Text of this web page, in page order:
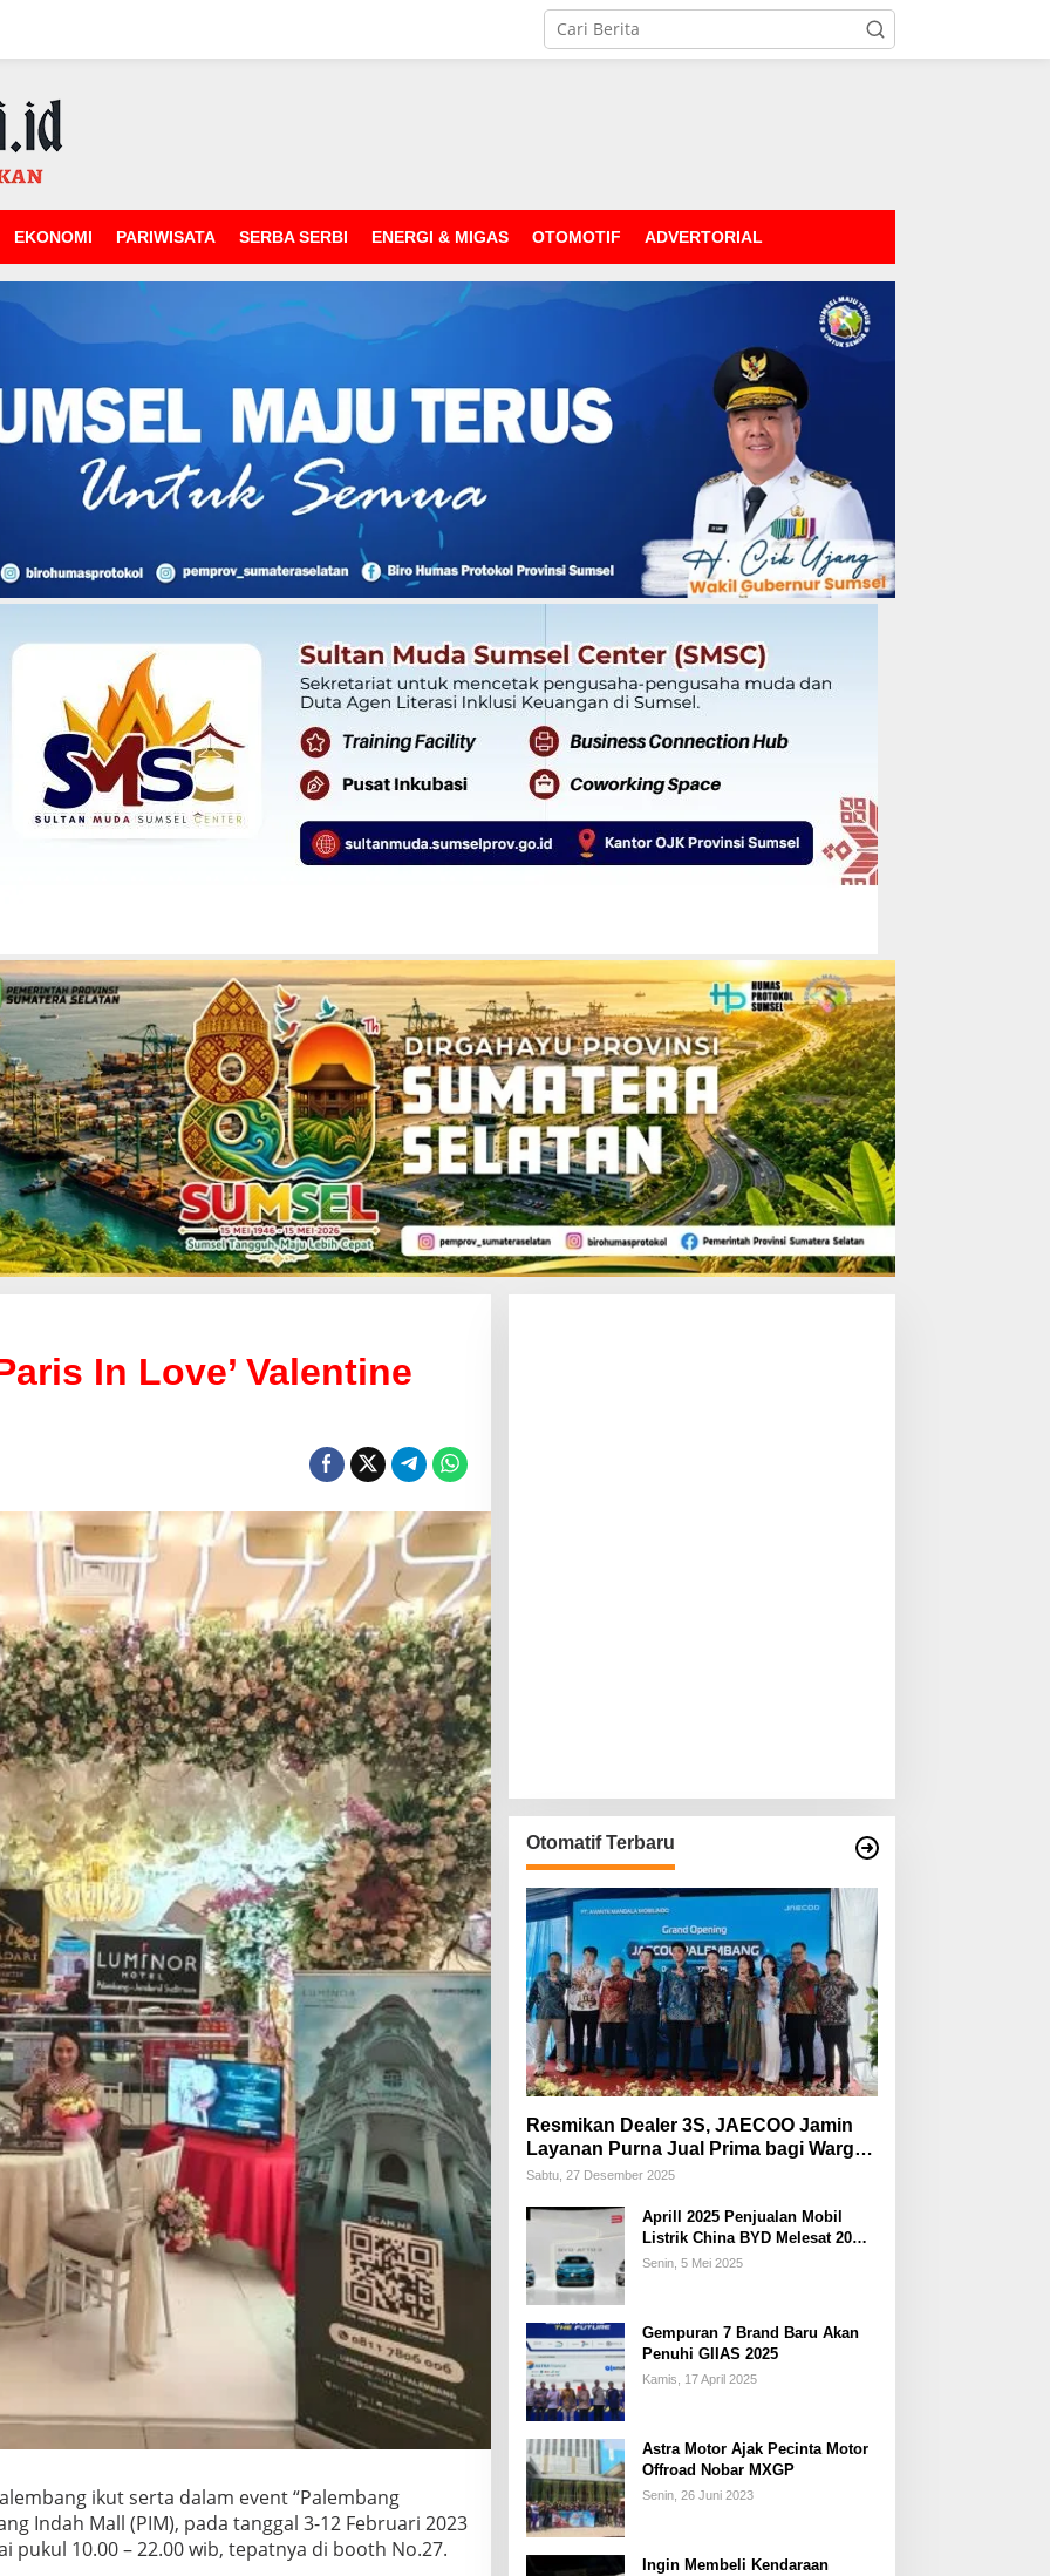
EKONOMI PARIWISATA SERBA SERBI ENERGI & MIGAS OTOMOTIF ADVERTORIAL
In Love’ Valentine
ikut serta dalam event “Palembang
Indah Mall (PIM), pada tanggal 3-12 Februari 2023
10.00 – 22.00 wib, tepatnya di booth No.27.
Otomatif Terbaru
Resmikan Dealer 3S, JAECOO Jamin
Layanan Purna Jual Prima bagi Warga
Palembang
Sabtu, 27 Desember 2025
Aprill 2025 Penjualan Mobil
Listrik China BYD Melesat 20
Persen
Senin, 5 Mei 2025
Gempuran 7 Brand Baru Akan
Penuhi GIIAS 2025
Kamis, 17 April 2025
Astra Motor Ajak Pecinta Motor
Offroad Nobar MXGP
Senin, 26 Juni 2023
Ingin Membeli Kendaraan